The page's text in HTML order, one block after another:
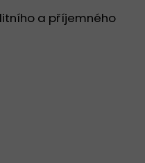
a příjemného